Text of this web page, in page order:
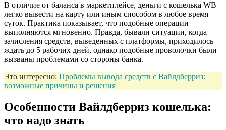
В отличие от баланса в маркетплейсе, деньги с кошелька WB
легко вывести на карту или иным способом в любое время
суток. Практика показывает, что подобные операции
выполняются мгновенно. Правда, бывали ситуации, когда
зачисления средств, выведенных с платформы, приходилось
ждать до 5 рабочих дней, однако подобные проволочки были
вызваны проблемами со стороны банка.
Это интересно: Проблемы вывода средств с Вайлдберриз:
возможные причины и решения
Особенности Вайлдберриз кошелька:
что надо знать